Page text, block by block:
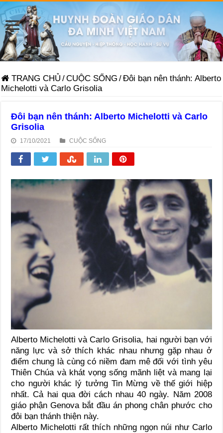
TRANG CHỦ /CUỘC SỐNG /Đôi bạn nên thánh: Alberto
Michelotti và Carlo Grisolia
Đôi bạn nên thánh: Alberto Michelotti và Carlo
Grisolia
17/10/2021 CUỘC SỐNG
Alberto Michelotti và Carlo Grisolia, hai người bạn với
năng lực và sở thích khác nhau nhưng gặp nhau ở
điểm chung là cùng có niềm đam mê đối với tình yêu
Thiên Chúa và khát vọng sống mãnh liệt và mang lại
cho người khác lý tưởng Tin Mừng về thế giới hiệp
nhất. Cả hai qua đời cách nhau 40 ngày. Năm 2008
giáo phận Genova bắt đầu án phong chân phước cho
đôi bạn thánh thiện này.
Alberto Michelotti rất thích những ngọn núi như Carlo